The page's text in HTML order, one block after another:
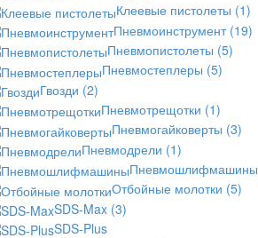
Клеевые пистолеты (1)
Пневмоинструмент (19)
Пневмопистолеты (5)
Пневмостеплеры (5)
Гвозди (2)
Пневмотрещотки (1)
Пневмогайковерты (3)
Пневмодрели (1)
Пневмошлифмашины
Отбойные молотки (5)
SDS-Max (3)
SDS-Plus